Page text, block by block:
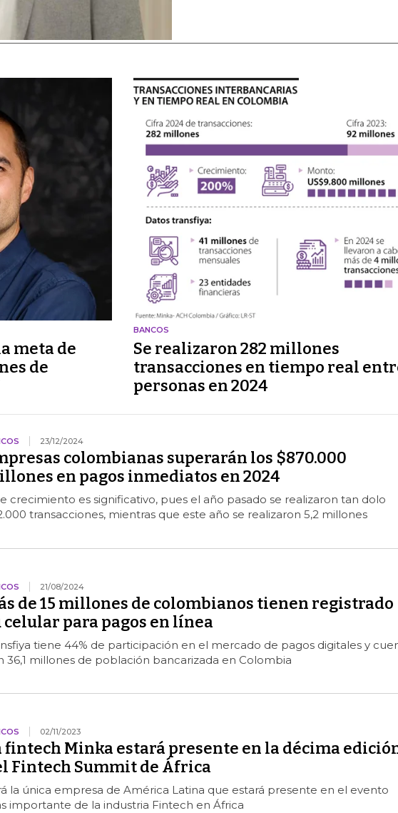
meta de
de
BANCOS
Se realizaron 282 millones
transacciones en tiempo real
personas en 2024
23/12/2024
colombianas superarán los $870.000
en pagos inmediatos en 2024
crecimiento es significativo, pues el año pasado se realizaron tan dolo
transacciones, mientras que este año se realizaron 5,2 millones
21/08/2024
de 15 millones de colombianos tienen registrado
celular para pagos en línea
tiene 44% de participación en el mercado de pagos digitales y
36,1 millones de población bancarizada en Colombia
02/11/2023
fintech Minka estará presente en la décima
Fintech Summit de África
la única empresa de América Latina que estará presente en el evento
importante de la industria Fintech en África